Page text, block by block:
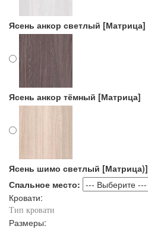
Ясень анкор светлый [Матрица]
Ясень анкор тёмный [Матрица]
Ясень шимо светлый [Матрица)]
Спальное место:
Кровати:
Тип кровати
Размеры: